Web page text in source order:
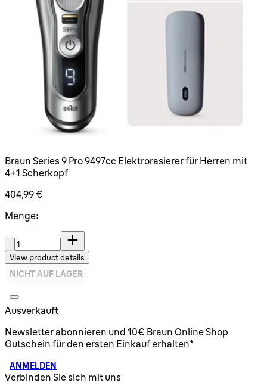
Braun Series 9 Pro 9497cc Elektrorasierer für Herren mit
4+1 Scherkopf
404,99 €
Menge:
Menge:
View product details
NICHT AUF LAGER
Ausverkauft
Newsletter abonnieren und 10€ Braun Online Shop
Gutschein für den ersten Einkauf erhalten*
ANMELDEN
Verbinden Sie sich mit uns